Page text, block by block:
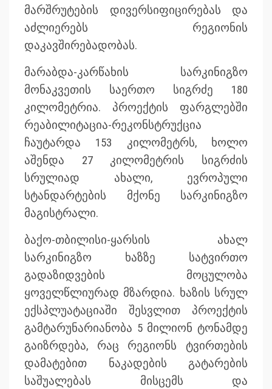
მარშრუტების დივერსიფიცირებას და
აძლიერებს რეგიონის
დაკავშირებადობას.
მარაბდა-კარწახის სარკინიგზო
მონაკვეთის საერთო სიგრძე 180
კილომეტრია. პროექტის ფარგლებში
რეაბილიტაცია-რეკონსტრუქცია
ჩაუტარდა 153 კილომეტრს, ხოლო
აშენდა 27 კილომეტრის სიგრძის
სრულიად ახალი, ევროპული
სტანდარტების მქონე სარკინიგზო
მაგისტრალი.
ბაქო-თბილისი-ყარსის ახალ
სარკინიგზო ხაზზე სატვირთო
გადაზიდვების მოცულობა
ყოველწლიურად მზარდია. ხაზის სრულ
ექსპლუატაციაში შესვლით პროექტის
გამტარუნარიანობა 5 მილიონ ტონამდე
გაიზრდება, რაც რეგიონს ტვირთების
დამატებით ნაკადების გატარების
საშუალებას მისცემს და